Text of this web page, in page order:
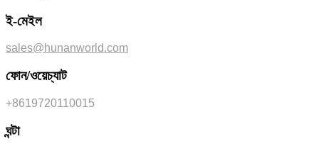
ই-মেইল
sales@hunanworld.com
ফোন/ওয়েচ্যাট
+8619720110015
ঘন্টা